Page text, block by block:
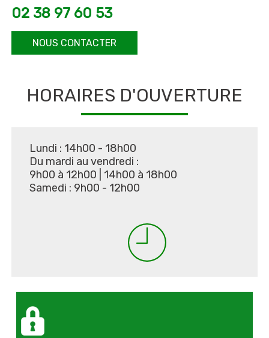
02 38 97 60 53
NOUS CONTACTER
HORAIRES D'OUVERTURE
Lundi : 14h00 - 18h00
Du mardi au vendredi :
9h00 à 12h00
14h00 à 18h00
Samedi : 9h00 - 12h00